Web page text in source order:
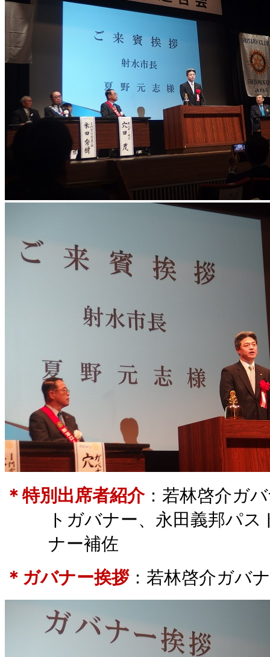
＊特別出席者紹介：若林啓介ガ
トガバナー、永田義邦パ
ナー補佐
＊ガバナー挨拶：若林啓介ガバ